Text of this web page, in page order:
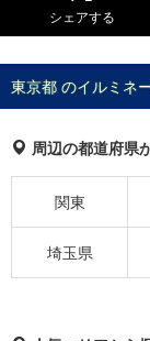
シェアする
東京都 のイルミネ
周辺の都道府県
関東
埼玉県